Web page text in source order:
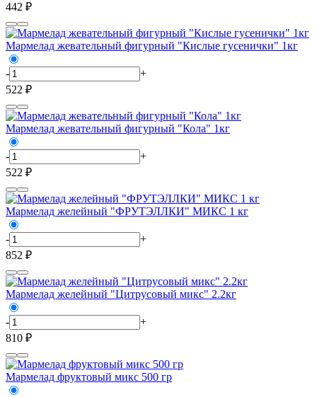
442 ₽
Мармелад жевательный фигурный "Кислые гусенички" 1кг
-
+
522 ₽
Мармелад жевательный фигурный "Кола" 1кг
-
+
522 ₽
Мармелад желейный "ФРУТЭЛЛКИ" МИКС 1 кг
-
+
852 ₽
Мармелад желейный "Цитрусовый микс" 2.2кг
-
+
810 ₽
Мармелад фруктовый микс 500 гр